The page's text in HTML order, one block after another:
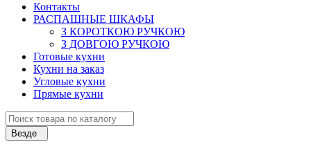
Контакты
РАСПАШНЫЕ ШКАФЫ
З КОРОТКОЮ РУЧКОЮ
З ДОВГОЮ РУЧКОЮ
Готовые кухни
Кухни на заказ
Угловые кухни
Прямые кухни
Везде